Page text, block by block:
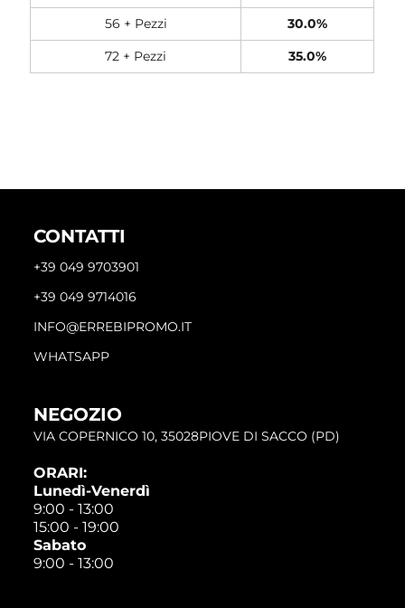
56 + Pezzi
30.0%
72 + Pezzi
35.0%
CONTATTI
+39 049 9703901
+39 049 9714016
INFO@ERREBIPROMO.IT
WHATSAPP
NEGOZIO
VIA COPERNICO 10, 35028PIOVE DI SACCO (PD)
ORARI:
Lunedì-Venerdì
9:00 - 13:00
15:00 - 19:00
Sabato
9:00 - 13:00